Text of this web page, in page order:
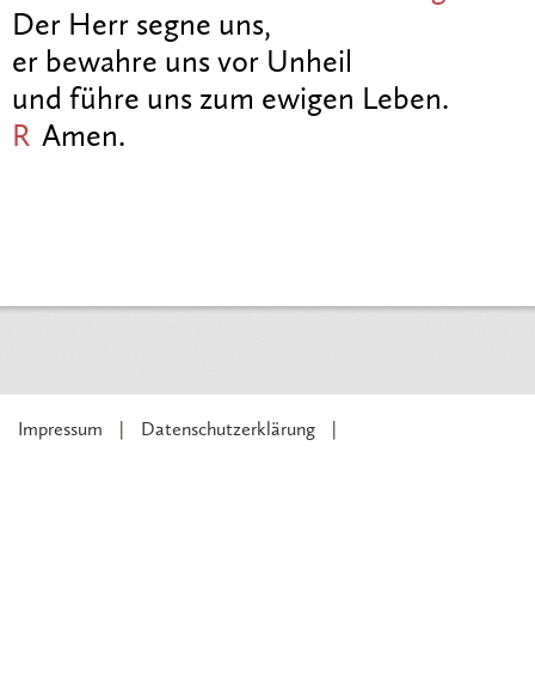
Der Herr segne uns,
er bewahre uns vor Unheil
und führe uns zum ewigen Leben.
R Amen.
Impressum Datenschutzerklärung